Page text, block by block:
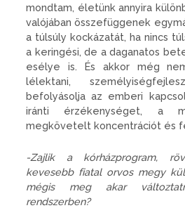
mondtam, életünk annyira
valójában összefüggenek
a túlsúly kockázatát, ha nincs
a keringési, de a daganatos
esélye is. És akkor még
lélektani,
befolyásolja az emberi
iránti érzékenységet, a
megkövetelt koncentrációt és
-Zajlik a kórházprogram,
kevesebb fiatal orvos megy
mégis meg akar
rendszerben?